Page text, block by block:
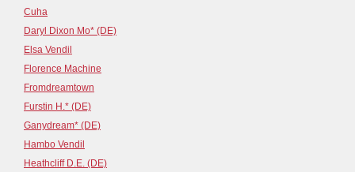
Cuha
Daryl Dixon Mo* (DE)
Elsa Vendil
Florence Machine
Fromdreamtown
Furstin H.* (DE)
Ganydream* (DE)
Hambo Vendil
Heathcliff D.E. (DE)